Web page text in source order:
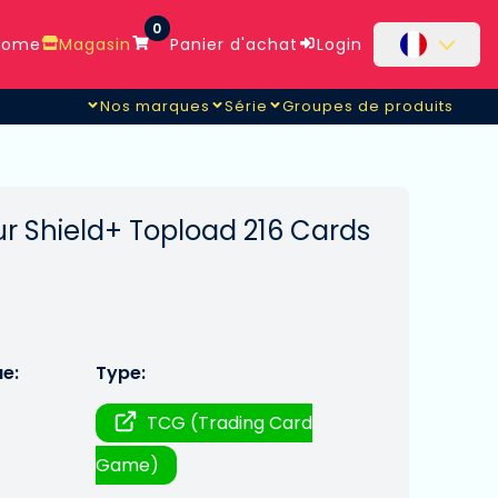
Magasin
0
Panier d'achat Login
Nos marques Série Groupes de produits
Shield+ Topload 216 Cards
Type:
TCG (Trading Card
Game)